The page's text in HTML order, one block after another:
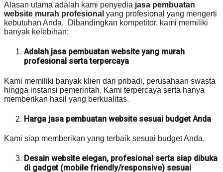
Alasan utama adalah kami penyedia jasa pembuatan
website murah profesional yang profesional yang mengerti
kebutuhan Anda. Dibandingkan kompetitor, kami memiliki
banyak kelebihan:
Adalah jasa pembuatan website yang murah
profesional serta terpercaya
Kami memiliki banyak klien dari pribadi, perusahaan swasta
hingga instansi pemerintah. Kami terpercaya serta hanya
memberikan hasil yang berkualitas.
Harga jasa pembuatan website sesuai budget Anda
Kami siap memberikan yang terbaik sesuai budget Anda.
Desain website elegan, profesional serta siap dibuka
di gadget (mobile friendly/responsive) sesuai